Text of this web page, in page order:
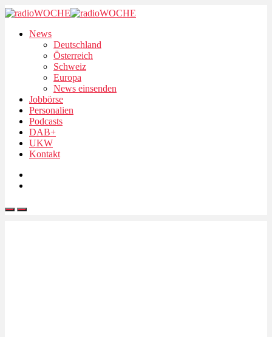
News
Deutschland
Österreich
Schweiz
Europa
News einsenden
Jobbörse
Personalien
Podcasts
DAB+
UKW
Kontakt